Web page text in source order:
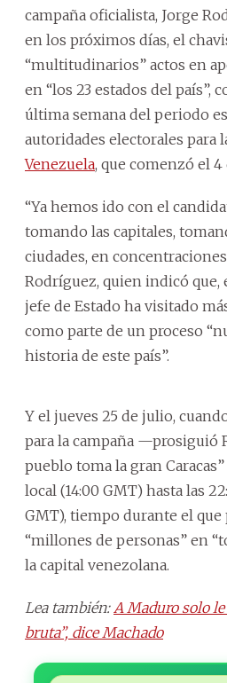
campaña oficialista, Jorge
en los próximos días, el
“multitudinarios” actos en
en “los 23 estados del país”,
última semana del periodo
autoridades electorales para
Venezuela, que comenzó el 4
“Ya hemos ido con el
tomando las capitales,
ciudades, en
Rodríguez, quien indicó que,
jefe de Estado ha visitado
como parte de un proceso
historia de este país”.
Y el jueves 25 de julio,
para la campaña —prosiguió
pueblo toma la gran
local (14:00 GMT) hasta las
GMT), tiempo durante el
“millones de personas” en
la capital venezolana.
Lea también: A Maduro solo
bruta”, dice Machado